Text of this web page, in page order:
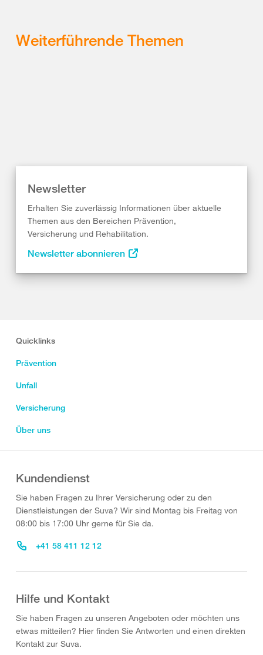
Weiterführende Themen
Newsletter
Erhalten Sie zuverlässig Informationen über aktuelle
Themen aus den Bereichen Prävention,
Versicherung und Rehabilitation.
Newsletter abonnieren
Quicklinks
Prävention
Unfall
Versicherung
Über uns
Kundendienst
Sie haben Fragen zu Ihrer Versicherung oder zu den
Dienstleistungen der Suva? Wir sind Montag bis Freitag von
08:00 bis 17:00 Uhr gerne für Sie da.
+41 58 411 12 12
Hilfe und Kontakt
Sie haben Fragen zu unseren Angeboten oder möchten uns
etwas mitteilen? Hier finden Sie Antworten und einen direkten
Kontakt zur Suva.